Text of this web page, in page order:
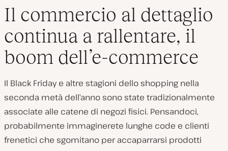
Il commercio al dettaglio
continua a rallentare, il
boom dell’e-commerce
Il Black Friday e altre stagioni dello shopping nella
seconda metà dell’anno sono state tradizionalmente
associate alle catene di negozi fisici. Pensandoci,
probabilmente immaginerete lunghe code e clienti
frenetici che sgomitano per accaparrarsi prodotti